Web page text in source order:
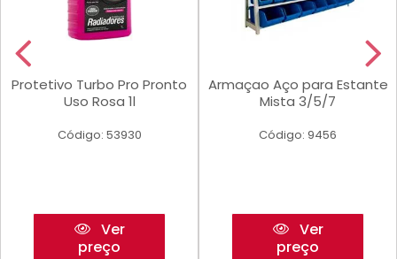
Protetivo Turbo Pro Pronto
Uso Rosa 1l
Código: 53930
Ver
preço
Armaçao Aço para Estante
Mista 3/5/7
Código: 9456
Ver
preço